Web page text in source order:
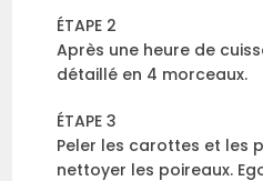
ÉTAPE 2
Après une heure de
détaillé en 4 morceaux.
ÉTAPE 3
Peler les carottes et les
nettoyer les poireaux.